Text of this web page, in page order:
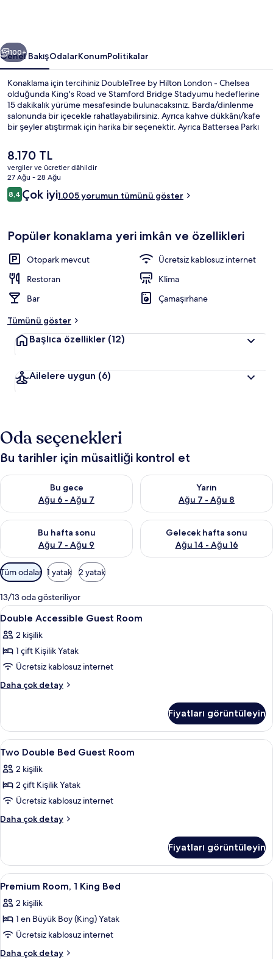
galerisi
Sonraki
100+
Genel BakışOdalarKonumPolitikalar
Konaklama için tercihiniz DoubleTree by Hilton London - Chelsea
olduğunda King's Road ve Stamford Bridge Stadyumu hedeflerine
15 dakikalık yürüme mesafesinde bulunacaksınız. Barda/dinlenme
salonunda bir içecekle rahatlayabilirsiniz. Ayrıca kahve dükkânı/kafe
bir şeyler atıştırmak için harika bir seçenektir. Ayrıca Battersea Parkı
hazır personel ve konum misafirlerden tam not alıyor. Toplu taşıma
yakındadır, Fulham Broadway Metro İstasyonu 14 dakikalık yürüme
mesafesinde bulunur.
Şu
anki
fiyat
8.170 TL
8.170 TL
vergiler ve ücretler dâhildir
27 Ağu - 28 Ağu
Yorumlar
8,48,4/10
Çok iyi1.005 yorumun tümünü göster
Popüler konaklama yeri imkân ve özellikleri
Otopark mevcut
Ücretsiz kablosuz internet
Restoran
Klima
Bar
Çamaşırhane
Tümünü göster
Başlıca özellikler (12)
Ailelere uygun (6)
Oda seçenekleri
Bu tarihler için müsaitliği kontrol et
Bu gece
Ağu 6 - Ağu 7
Bu gece için müsaitliği kontrol et Ağu 6 - Ağu 7
Yarın
Ağu 7 - Ağu 8
Yarın için müsaitliği kontrol
Bu hafta sonu
Ağu 7 - Ağu 9
Bu hafta sonu için müsaitliği kontrol et Ağu 7 - Ağu 9
Gelecek hafta sonu
Ağu 14 - Ağu 16
Önümüzdeki hafta sonu için
Odalar
için
mevcut
filtreler
Tüm odalar 1 yatak 2 yatak
13/13 oda gösteriliyor
Double
Accessible
Guest
Room
için
tüm
Anti alerjik yatak takımı, odada kasa,
10
Double Accessible Guest Room
2 kişilik
1 çift Kişilik Yatak
Ücretsiz kablosuz internet
Daha çok detay
Double
hakkında
daha
fazla
Fiyatları görüntüleyin
Two
Double
Bed
Guest
Room
için
görün
Anti alerjik yatak takımı, odada kasa,
16
Two Double Bed Guest Room
2 kişilik
2 çift Kişilik Yatak
Ücretsiz kablosuz internet
Daha çok detay
Two
Room
hakkında
daha
detay
Fiyatları görüntüleyin
Premium
Room,
1
King
Bed
için
Anti alerjik yatak takımı, odada kasa,
8
Premium Room, 1 King Bed
2 kişilik
1 en Büyük Boy (King) Yatak
Ücretsiz kablosuz internet
Daha çok detay
Premium